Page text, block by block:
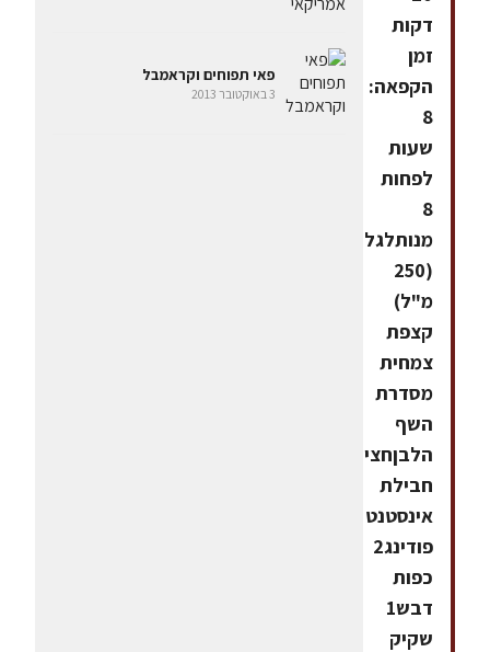
דקות
זמן
הקפאה:
8
שעות
לפחות
8
מנותלגלידהמיכל
(250
מ"ל)
קצפת
צמחית
מסדרת
השף
הלבןחצי
חבילת
אינסטנט
פודינג2
כפות
דבש1
שקיק
פאי תפוחים וקראמבל
3 באוקטובר 2013